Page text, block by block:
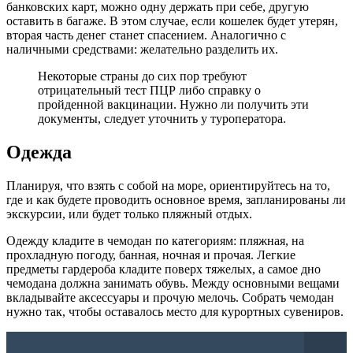
банковских карт, можно одну держать при себе, другую
оставить в багаже. В этом случае, если кошелек будет утерян,
вторая часть денег станет спасением. Аналогично с
наличными средствами: желательно разделить их.
Некоторые страны до сих пор требуют
отрицательный тест ПЦР либо справку о
пройденной вакцинации. Нужно ли получить эти
документы, следует уточнить у туроператора.
Одежда
Планируя, что взять с собой на море, ориентируйтесь на то,
где и как будете проводить основное время, запланированы ли
экскурсии, или будет только пляжный отдых.
Одежду кладите в чемодан по категориям: пляжная, на
прохладную погоду, банная, ночная и прочая. Легкие
предметы гардероба кладите поверх тяжелых, а самое дно
чемодана должна занимать обувь. Между основными вещами
вкладывайте аксессуары и прочую мелочь. Собрать чемодан
нужно так, чтобы оставалось место для курортных сувениров.